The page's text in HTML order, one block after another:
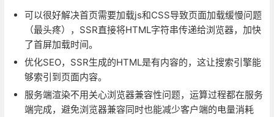
可以很好解决首页需要加载js和CSS导致页面加载缓慢问题
（最头疼），SSR直接将HTML字符串传递给浏览器，加快
了首屏加载时间。
优化SEO，SSR生成的HTML是有内容的，这让搜索引擎能
够索引到页面内容。
服务端渲染不用关心浏览器兼容性问题，运算过程都在服务
端完成，避免浏览器兼容同时也能减少客户端的电量消耗